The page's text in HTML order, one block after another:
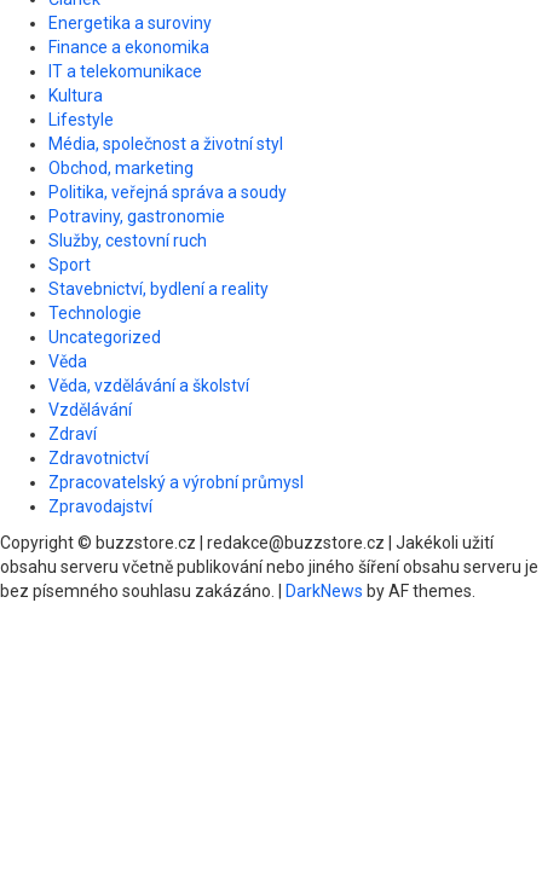
Energetika a suroviny
Finance a ekonomika
IT a telekomunikace
Kultura
Lifestyle
Média, společnost a životní styl
Obchod, marketing
Politika, veřejná správa a soudy
Potraviny, gastronomie
Služby, cestovní ruch
Sport
Stavebnictví, bydlení a reality
Technologie
Uncategorized
Věda
Věda, vzdělávání a školství
Vzdělávání
Zdraví
Zdravotnictví
Zpracovatelský a výrobní průmysl
Zpravodajství
Copyright © buzzstore.cz | redakce@buzzstore.cz | Jakékoli užití
obsahu serveru včetně publikování nebo jiného šíření obsahu serveru je
bez písemného souhlasu zakázáno.
DarkNews by AF themes.